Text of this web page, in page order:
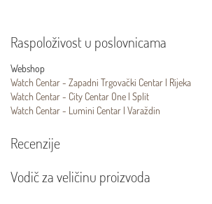
Raspoloživost u poslovnicama
Webshop
Watch Centar - Zapadni Trgovački Centar | Rijeka
Watch Centar - City Centar One | Split
Watch Centar - Lumini Centar | Varaždin
Recenzije
Vodič za veličinu proizvoda